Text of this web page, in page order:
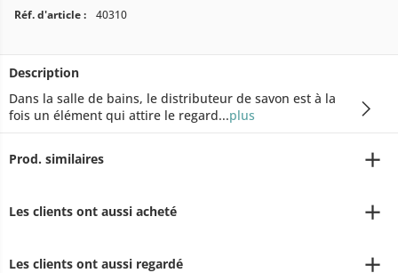
Réf. d'article :
40310
Description
Dans la salle de bains, le distributeur de savon est à la
fois un élément qui attire le regard...plus
Prod. similaires
Les clients ont aussi acheté
Les clients ont aussi regardé